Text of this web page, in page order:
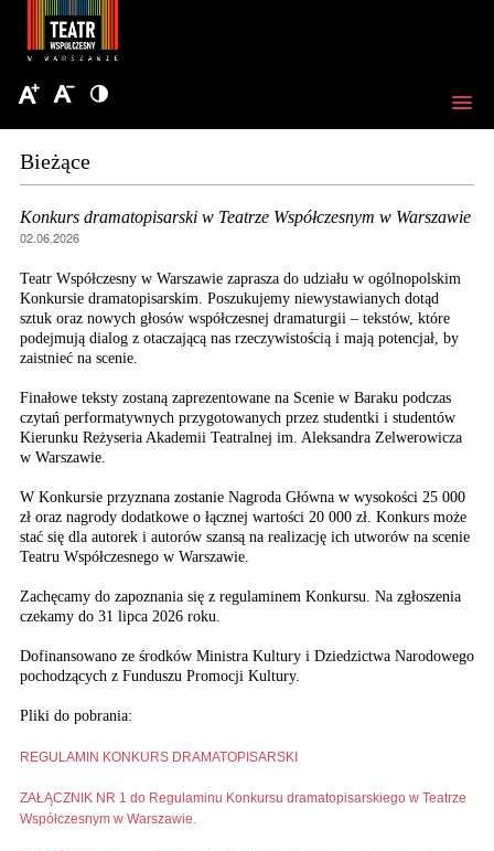
Bieżące
Konkurs dramatopisarski w Teatrze Współczesnym w Warszawie
02.06.2026
Teatr Współczesny w Warszawie zaprasza do udziału w ogólnopolskim
Konkursie dramatopisarskim. Poszukujemy niewystawianych dotąd
sztuk oraz nowych głosów współczesnej dramaturgii – tekstów, które
podejmują dialog z otaczającą nas rzeczywistością i mają potencjał, by
zaistnieć na scenie.
Finałowe teksty zostaną zaprezentowane na Scenie w Baraku podczas
czytań performatywnych przygotowanych przez studentki i studentów
Kierunku Reżyseria Akademii Teatralnej im. Aleksandra Zelwerowicza
w Warszawie.
W Konkursie przyznana zostanie Nagroda Główna w wysokości 25 000
zł oraz nagrody dodatkowe o łącznej wartości 20 000 zł. Konkurs może
stać się dla autorek i autorów szansą na realizację ich utworów na scenie
Teatru Współczesnego w Warszawie.
Zachęcamy do zapoznania się z regulaminem Konkursu. Na zgłoszenia
czekamy do 31 lipca 2026 roku.
Dofinansowano ze środków Ministra Kultury i Dziedzictwa Narodowego
pochodzących z Funduszu Promocji Kultury.
Pliki do pobrania:
REGULAMIN KONKURS DRAMATOPISARSKI
ZAŁĄCZNIK NR 1 do Regulaminu Konkursu dramatopisarskiego w Teatrze
Współczesnym w Warszawie.